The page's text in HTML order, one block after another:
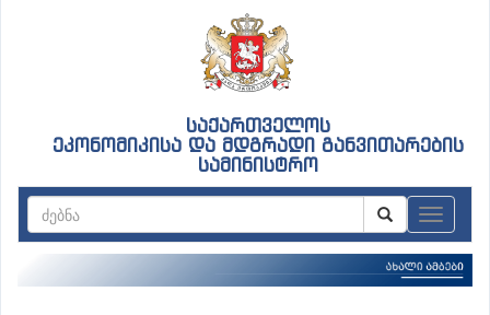
საქართველოს
ეკონომიკისა და მდგრადი განვითარების
სამინისტრო